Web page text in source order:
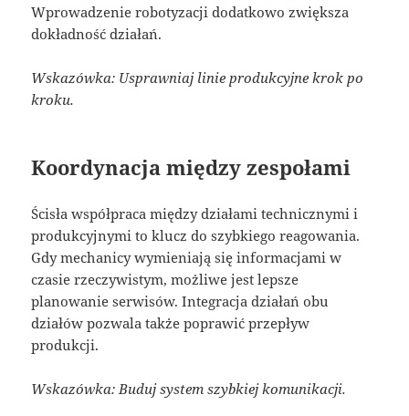
Wprowadzenie robotyzacji dodatkowo zwiększa
dokładność działań.
Wskazówka: Usprawniaj linie produkcyjne krok po
kroku.
Koordynacja między zespołami
Ścisła współpraca między działami technicznymi i
produkcyjnymi to klucz do szybkiego reagowania.
Gdy mechanicy wymieniają się informacjami w
czasie rzeczywistym, możliwe jest lepsze
planowanie serwisów. Integracja działań obu
działów pozwala także poprawić przepływ
produkcji.
Wskazówka: Buduj system szybkiej komunikacji.